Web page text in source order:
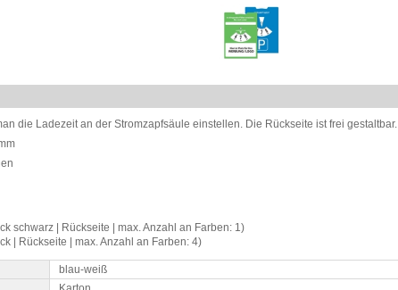
die Ladezeit an der Stromzapfsäule einstellen. Die Rückseite ist frei gestaltbar.
schwarz | Rückseite | max. Anzahl an Farben: 1)
| Rückseite | max. Anzahl an Farben: 4)
blau-weiß